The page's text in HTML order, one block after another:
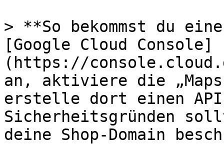
> **So bekommst du
[Google Cloud Console]
(https://
an, aktiviere die
erstelle dort einen
Sicherheitsgründen
deine Shop-Domain